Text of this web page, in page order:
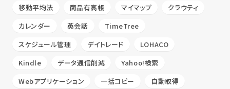
移動平均法
商品有高帳 マイマップ
クラウティ
カレンダー
英会話
TimeTree
スケジュール管理
デイトレード
LOHACO
Kindle
データ通信削減
Yahoo!検索
Webアプリケーション
一括コピー
自動取得